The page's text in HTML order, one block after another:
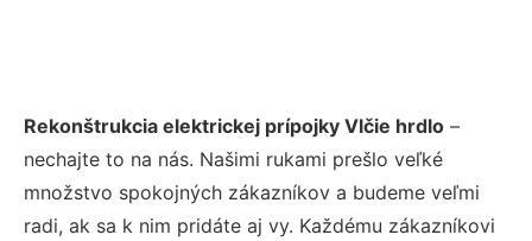
Rekonštrukcia elektrickej prípojky Vlčie hrdlo –
nechajte to na nás. Našimi rukami prešlo veľké
množstvo spokojných zákazníkov a budeme veľmi
radi, ak sa k nim pridáte aj vy. Každému zákazníkovi